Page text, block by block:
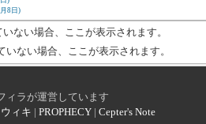
8日)
ない場合、ここが表示されます。
いない場合、ここが表示されます。
ィラが運営しています
ィキ PROPHECY Cepter's Note